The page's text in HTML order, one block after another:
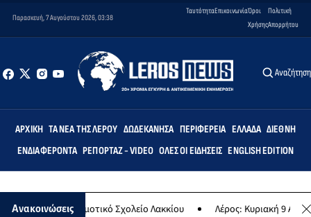
Παρασκευή, 7 Αυγούστου 2026, 03:38
ΤαυτότηταΕπικοινωνίαΌροι
Χρήσης
Πολιτική
Απορρήτου
Αναζήτηση
ΑΡΧΙΚΉ ΤΑ ΝΈΑ ΤΗΣ ΛΈΡΟΥ ΔΩΔΕΚΆΝΗΣΑ ΠΕΡΙΦΈΡΕΙΑ ΕΛΛΆΔΑ ΔΙΕΘΝΉ
ΕΝΔΙΑΦΈΡΟΝΤΑ ΡΕΠΟΡΤΆΖ - VIDEO ΌΛΕΣ ΟΙ ΕΙΔΉΣΕΙΣ ENGLISH EDITION
Ανακοινώσεις
στο Δημοτικό Σχολείο Λακκίου Λέρος: Κυριακή 9